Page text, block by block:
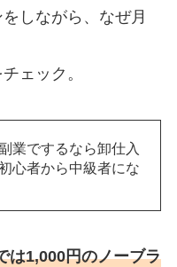
しながら、なぜ月
ェック。
業でするなら卸仕入
心者から中級者にな
は1,000円のノーブラ